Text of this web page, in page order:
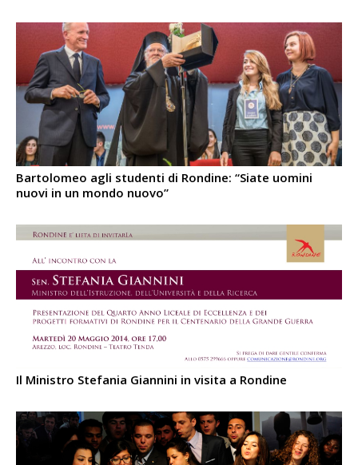
Bartolomeo agli studenti di Rondine: “Siate uomini
nuovi in un mondo nuovo”
Il Ministro Stefania Giannini in visita a Rondine